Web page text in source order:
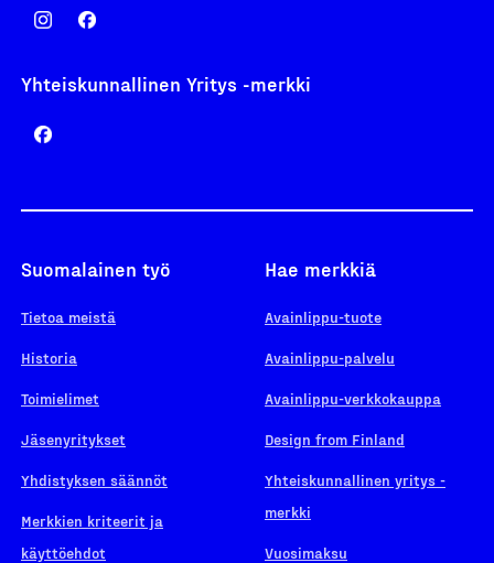
Yhteiskunnallinen Yritys -merkki
Suomalainen työ
Tietoa meistä
Historia
Toimielimet
Jäsenyritykset
Yhdistyksen säännöt
Merkkien kriteerit ja
käyttöehdot
Hae merkkiä
Avainlippu-tuote
Avainlippu-palvelu
Avainlippu-verkkokauppa
Design from Finland
Yhteiskunnallinen yritys -
merkki
Vuosimaksu